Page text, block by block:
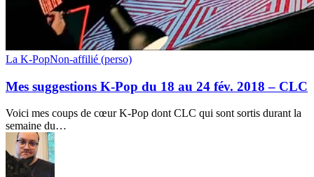
Mes
K-
Pop
du
18
au
24
fév.
2018
La K-PopNon-affilié (perso)
Mes suggestions K-Pop du 18 au 24 fév. 2018 – CLC
Voici mes coups de cœur K-Pop dont CLC qui sont sortis durant la
semaine du…